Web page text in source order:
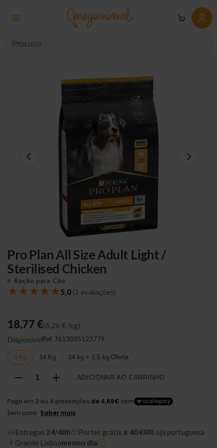
Pro Plan All Size Adult Light /
Sterilised Chicken
Ração para Cão
★★★★★5,0 (2 avaliações)
18,77 €(6,26 €/kg)
DisponívelRef. 7613035123779
3 Kg 14 Kg 14 kg + 2,5 kg Oferta
ADICIONAR AO CARRINHO
Entregas 24/48h Portes grátis ≥ 40 €
Loja portuguesa
Grande Lisboamesmo dia ?